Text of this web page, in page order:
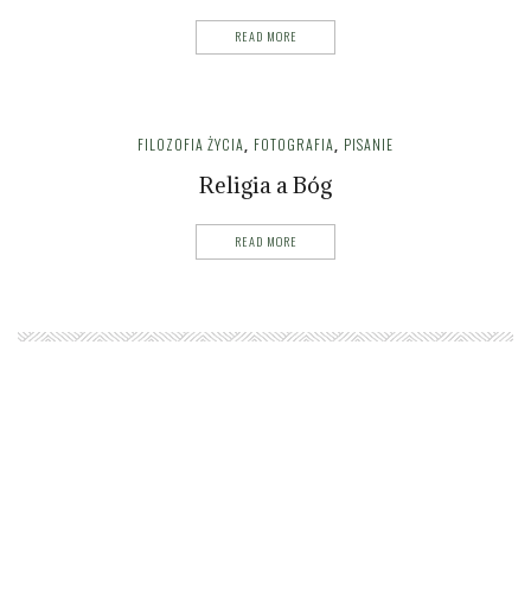
READ MORE
FILOZOFIA ŻYCIA, FOTOGRAFIA, PISANIE
Religia a Bóg
READ MORE